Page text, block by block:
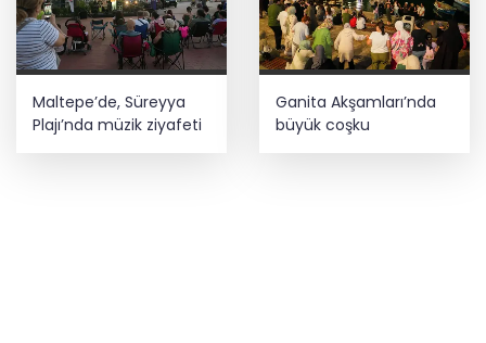
Maltepe’de, Süreyya
Plajı’nda müzik ziyafeti
Ganita Akşamları’nda
büyük coşku